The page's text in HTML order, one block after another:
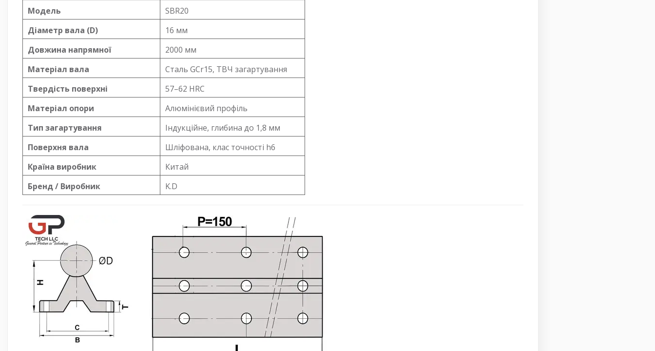
Модель
SBR20
Діаметр вала (D)
16 мм
Довжина напрямної
2000 мм
Матеріал вала
Сталь GCr15, ТВЧ загартування
Твердість поверхні
57–62 HRC
Матеріал опори
Алюмінієвий профіль
Тип загартування
Індукційне, глибина до 1,8 мм
Поверхня вала
Шліфована, клас точності h6
Країна виробник
Китай
Бренд / Виробник
K.D